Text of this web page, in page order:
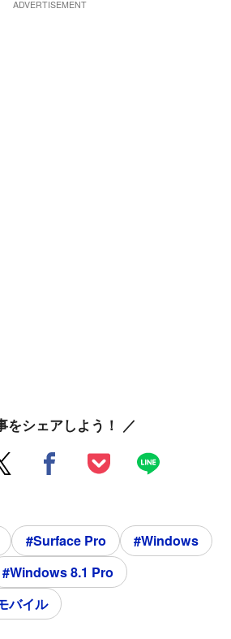
をシェアしよう！ ／
#Surface Pro
#Windows
#Windows 8.1 Pro
バイル